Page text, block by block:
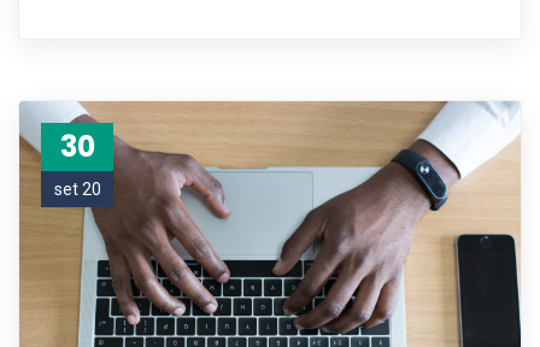
30
set 20